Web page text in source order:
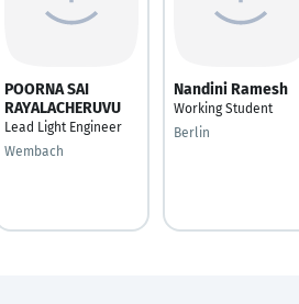
POORNA SAI
RAYALACHERUVU
Lead Light Engineer
Wembach
Nandini Ramesh
Working Student
Berlin